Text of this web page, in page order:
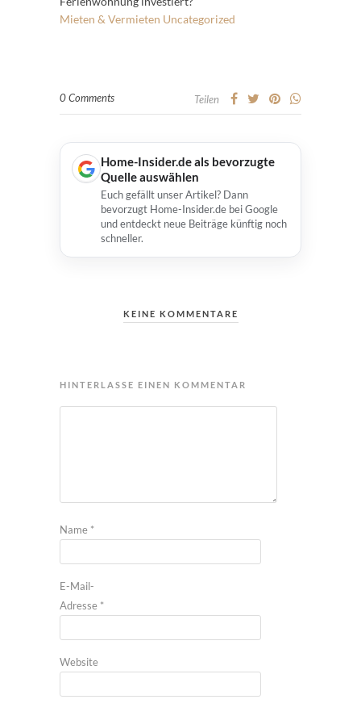
Mieten & Vermieten Uncategorized
0 Comments Teilen
Home-Insider.de als bevorzugte
Quelle auswählen
Euch gefällt unser Artikel? Dann
bevorzugt Home-Insider.de bei Google
und entdeckt neue Beiträge künftig noch
schneller.
KEINE KOMMENTARE
HINTERLASSE EINEN KOMMENTAR
Name *
E-Mail-
Adresse *
Website